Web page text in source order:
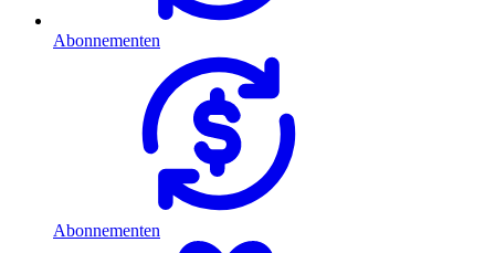
Abonnementen
Abonnementen